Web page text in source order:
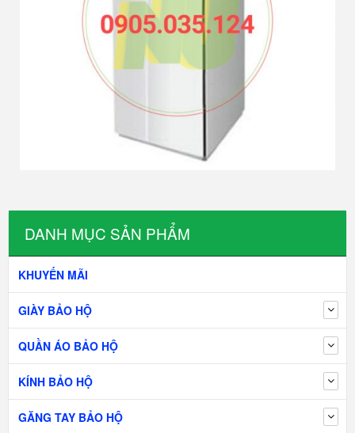
DANH MỤC SẢN PHẨM
KHUYẾN MÃI
GIÀY BẢO HỘ
QUẦN ÁO BẢO HỘ
KÍNH BẢO HỘ
GĂNG TAY BẢO HỘ